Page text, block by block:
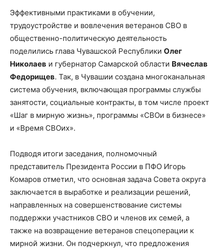
Эффективными практиками в обучении,
трудоустройстве и вовлечения ветеранов СВО в
общественно-политическую деятельность
поделились глава Чувашской Республики Олег
Николаев и губернатор Самарской области Вячеслав
Федорищев. Так, в Чувашии создана многоканальная
система обучения, включающая программы службы
занятости, социальные контракты, в том числе проект
«Шаг в мирную жизнь», программы «СВОи в бизнесе»
и «Время СВОих».
Подводя итоги заседания, полномочный
представитель Президента России в ПФО Игорь
Комаров отметил, что основная задача Совета округа
заключается в выработке и реализации решений,
направленных на совершенствование системы
поддержки участников СВО и членов их семей, а
также на возвращение ветеранов спецоперации к
мирной жизни. Он подчеркнул, что предложения